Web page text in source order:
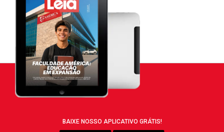
BAIXE NOSSO APLICATIVO GRÁTIS!